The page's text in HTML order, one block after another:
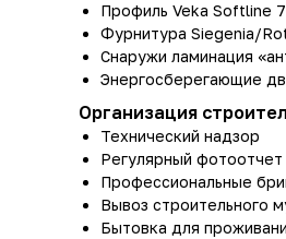
Профиль Veka Softline
Фурнитура Siegenia/
Снаружи ламинация
Энергосберегающие
Организация
Технический надзор
Регулярный фотоотчет
Профессиональные
Вывоз строительного
Бытовка для